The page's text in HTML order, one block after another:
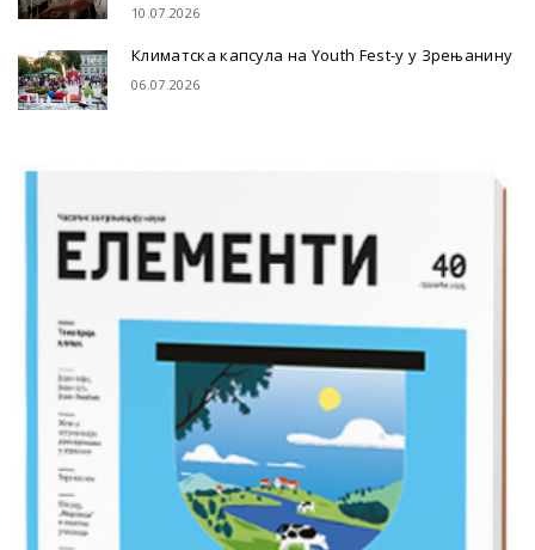
10.07.2026
Климатска капсула на Youth Fest-у у Зрењанину
06.07.2026